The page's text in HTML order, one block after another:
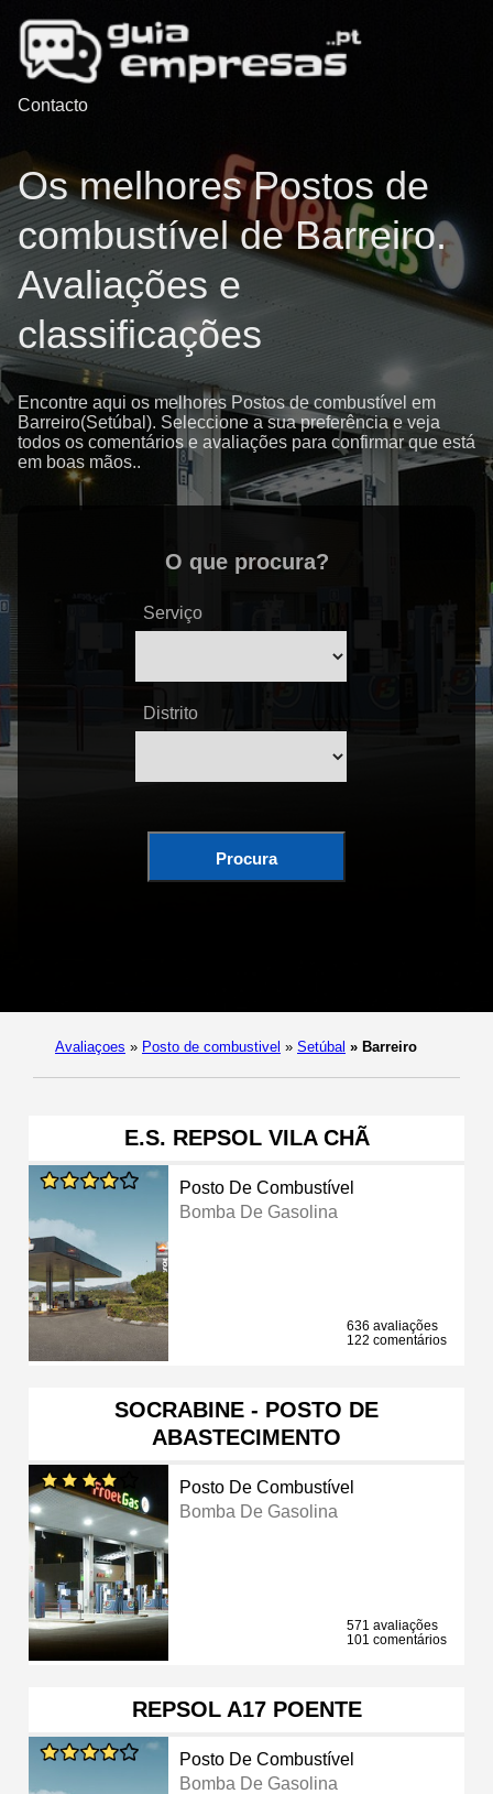
Contacto
Os melhores Postos de
combustível de Barreiro.
Avaliações e
classificações
Encontre aqui os melhores Postos de combustível em
Barreiro(Setúbal). Seleccione a sua preferência e veja
todos os comentários e avaliações para confirmar que está
em boas mãos..
O que procura?
Serviço
Distrito
Procura
Avaliaçoes » Posto de combustivel » Setúbal » Barreiro
E.S. REPSOL VILA CHÃ
Posto De Combustível
Bomba De Gasolina
636 avaliações
122 comentários
SOCRABINE - POSTO DE
ABASTECIMENTO
Posto De Combustível
Bomba De Gasolina
571 avaliações
101 comentários
REPSOL A17 POENTE
Posto De Combustível
Bomba De Gasolina